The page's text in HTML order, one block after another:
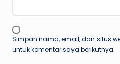
Simpan nama, email, dan situs
untuk komentar saya berikutnya.